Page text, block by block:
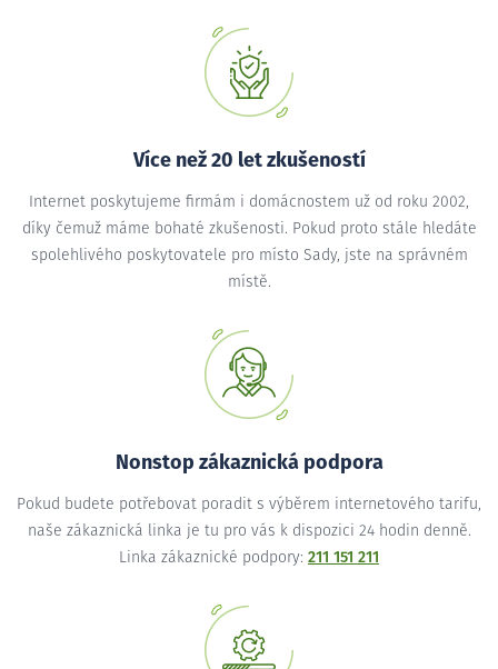
Více než 20 let zkušeností
Internet poskytujeme firmám i domácnostem už od roku 2002,
díky čemuž máme bohaté zkušenosti. Pokud proto stále hledáte
spolehlivého poskytovatele pro místo Sady, jste na správném
místě.
Nonstop zákaznická podpora
Pokud budete potřebovat poradit s výběrem internetového tarifu,
naše zákaznická linka je tu pro vás k dispozici 24 hodin denně.
Linka zákaznické podpory: 211 151 211